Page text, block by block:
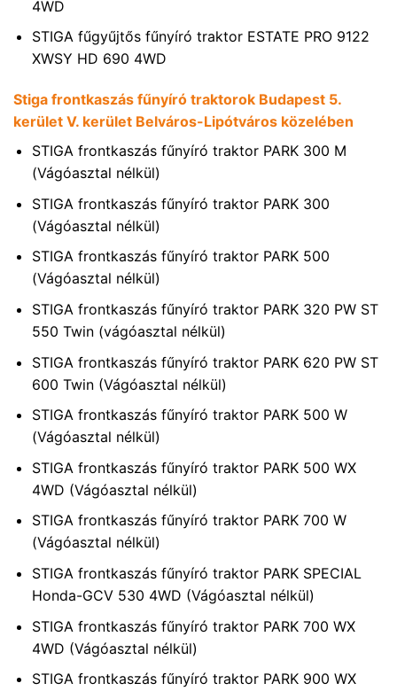
4WD
STIGA fűgyűjtős fűnyíró traktor ESTATE PRO 9122
XWSY HD 690 4WD
Stiga frontkaszás fűnyíró traktorok Budapest 5.
kerület V. kerület Belváros-Lipótváros közelében
STIGA frontkaszás fűnyíró traktor PARK 300 M
(Vágóasztal nélkül)
STIGA frontkaszás fűnyíró traktor PARK 300
(Vágóasztal nélkül)
STIGA frontkaszás fűnyíró traktor PARK 500
(Vágóasztal nélkül)
STIGA frontkaszás fűnyíró traktor PARK 320 PW ST
550 Twin (vágóasztal nélkül)
STIGA frontkaszás fűnyíró traktor PARK 620 PW ST
600 Twin (Vágóasztal nélkül)
STIGA frontkaszás fűnyíró traktor PARK 500 W
(Vágóasztal nélkül)
STIGA frontkaszás fűnyíró traktor PARK 500 WX
4WD (Vágóasztal nélkül)
STIGA frontkaszás fűnyíró traktor PARK 700 W
(Vágóasztal nélkül)
STIGA frontkaszás fűnyíró traktor PARK SPECIAL
Honda-GCV 530 4WD (Vágóasztal nélkül)
STIGA frontkaszás fűnyíró traktor PARK 700 WX
4WD (Vágóasztal nélkül)
STIGA frontkaszás fűnyíró traktor PARK 900 WX